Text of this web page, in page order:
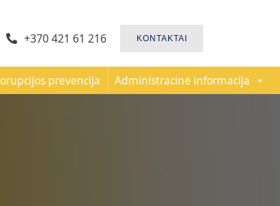
+370 421 61 216 KONTAKTAI
prevencija Administracinė informacija